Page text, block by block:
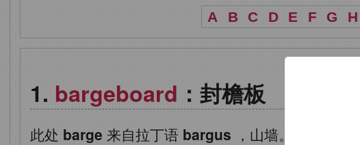
A B C D E F G H
bargeboard ：封檐板
此处 barge 来自拉丁语 bargus ，山墙。